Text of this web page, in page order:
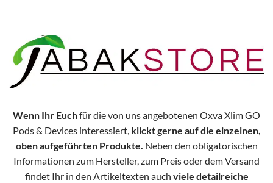
Wenn Ihr Euchfür die von uns angebotenen Oxva Xlim GO
Pods & Devices interessiert, klickt gerne auf die einzelnen,
oben aufgeführten Produkte. Neben den obligatorischen
Informationen zum Hersteller, zum Preis oder dem Versand
findet Ihr in den Artikeltexten auch viele detailreiche